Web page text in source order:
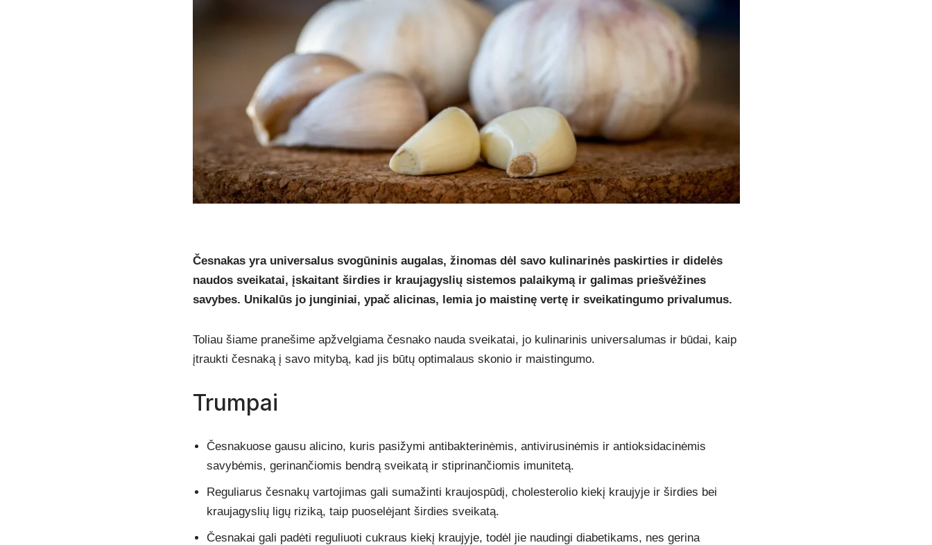
Česnakas yra universalus svogūninis augalas, žinomas dėl savo kulinarinės paskirties ir didelės
naudos sveikatai, įskaitant širdies ir kraujagyslių sistemos palaikymą ir galimas priešvėžines
savybes. Unikalūs jo junginiai, ypač alicinas, lemia jo maistinę vertę ir sveikatingumo privalumus.
Toliau šiame pranešime apžvelgiama česnako nauda sveikatai, jo kulinarinis universalumas ir būdai, kaip
įtraukti česnaką į savo mitybą, kad jis būtų optimalaus skonio ir maistingumo.
Trumpai
Česnakuose gausu alicino, kuris pasižymi antibakterinėmis, antivirusinėmis ir antioksidacinėmis
savybėmis, gerinančiomis bendrą sveikatą ir stiprinančiomis imunitetą.
Reguliarus česnakų vartojimas gali sumažinti kraujospūdį, cholesterolio kiekį kraujyje ir širdies bei
kraujagyslių ligų riziką, taip puoselėjant širdies sveikatą.
Česnakai gali padėti reguliuoti cukraus kiekį kraujyje, todėl jie naudingi diabetikams, nes gerina